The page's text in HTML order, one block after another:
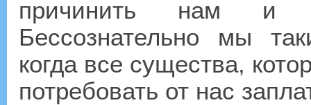
причинить нам и
Бессознательно мы
когда все существа,
потребовать от нас